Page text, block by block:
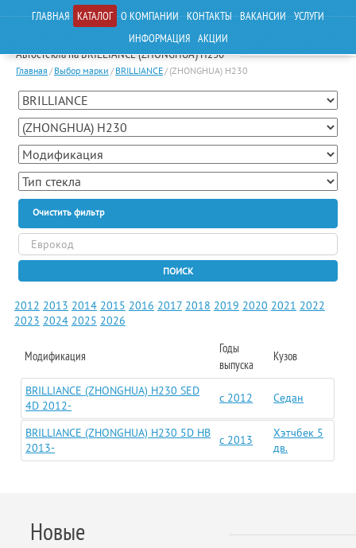
ГЛАВНАЯ КАТАЛОГ О КОМПАНИИ КОНТАКТЫ ВАКАНСИИ УСЛУГИ
ИНФОРМАЦИЯ АКЦИИ
Автостекла на BRILLIANCE (ZHONGHUA) H230
Главная / Выбор марки / BRILLIANCE/ (ZHONGHUA) H230
Очистить фильтр
ПОИСК
2012 2013 2014 2015 2016 2017 2018 2019 2020 2021 2022
2023 2024 2025 2026
Модификация
Годы
выпуска
Кузов
BRILLIANCE (ZHONGHUA) H230 SED
4D 2012-
c 2012 Седан
BRILLIANCE (ZHONGHUA) H230 5D HB
2013-
c 2013
Хэтчбек 5
дв.
Новые